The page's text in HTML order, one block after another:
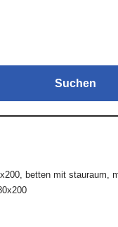
Suchen
, betten mit stauraum,